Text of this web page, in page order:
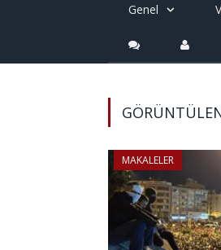
Genel
MAKALELER